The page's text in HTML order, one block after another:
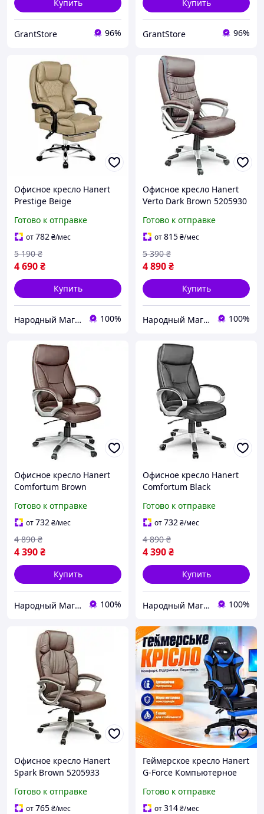
Купить
GrantStore 96%
Купить
GrantStore 96%
Офисное кресло Hanert
Prestige Beige
Готово к отправке
от782₴/мес
4 690₴
5 190 ₴
Купить
Народный Магазин 100%
Офисное кресло Hanert
Verto Dark Brown 5205930
Готово к отправке
от815₴/мес
4 890₴
5 390 ₴
Купить
Народный Магазин 100%
Офисное кресло Hanert
Comfortum Brown
Готово к отправке
от732₴/мес
4 390₴
4 890 ₴
Купить
Народный Магазин 100%
Офисное кресло Hanert
Comfortum Black
Готово к отправке
от732₴/мес
4 390₴
4 890 ₴
Купить
Народный Магазин 100%
Офисное кресло Hanert
Spark Brown 5205933
Готово к отправке
от765₴/мес
Геймерское кресло Hanert
G-Force Компьютерное
спинки Black/Blue
Игровое эргономичное
Готово к отправке
от314₴/мес